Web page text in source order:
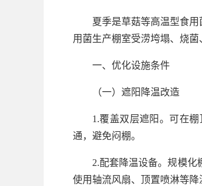
夏季是草菇等高温型食
用菌生产棚室受涝垮塌、烧
一、优化设施条件
（一）遮阳降温改造
1.覆盖双层遮阳。可在
通，避免闷棚。
2.配套降温设备。规模化
使用轴流风扇、顶置喷淋等